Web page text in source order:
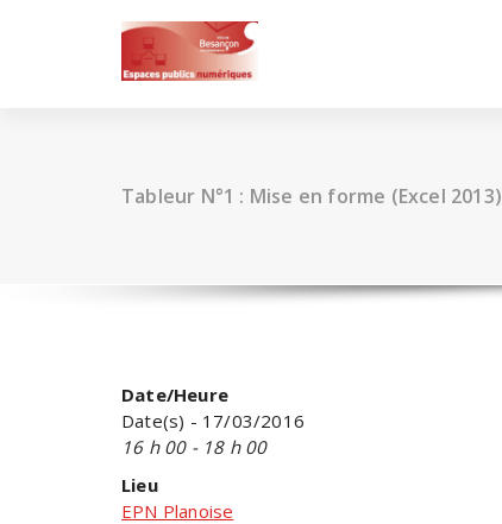
Tableur N°1 : Mise en forme (Excel 2013)
Date/Heure
Date(s) - 17/03/2016
16 h 00 - 18 h 00
Lieu
EPN Planoise